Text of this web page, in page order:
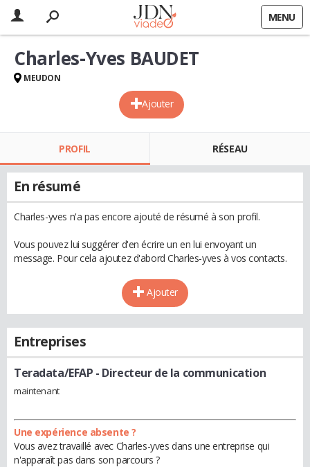
MENU
Ajouter
Charles-Yves BAUDET
MEUDON
PROFIL RÉSEAU
En résumé
Charles-yves n'a pas encore ajouté de résumé à son profil.
Vous pouvez lui suggérer d'en écrire un en lui envoyant un
message. Pour cela ajoutez d'abord Charles-yves à vos contacts.
Ajouter
Entreprises
Teradata/EFAP - Directeur de la communication
maintenant
Une expérience absente ?
Vous avez travaillé avec Charles-yves dans une entreprise qui
n'apparaît pas dans son parcours ?